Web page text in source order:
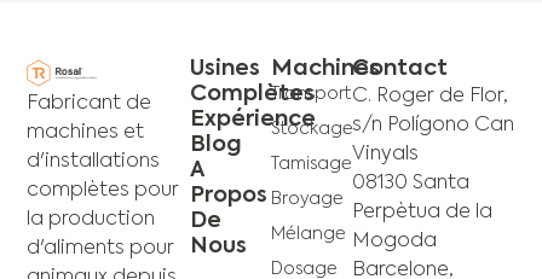
Fabricant de
machines et
d'installations
complètes pour
la production
d'aliments pour
Machines
Transport
Stockage
Tamisage
Broyage
Mélange
Dosage
Usines
Complètes
Expérience
Blog
A
Propos
De
Nous
Contact
C. Roger de Flor,
s/n Polígono Can
Vinyals
08130 Santa
Perpètua de la
Mogoda
Barcelone,